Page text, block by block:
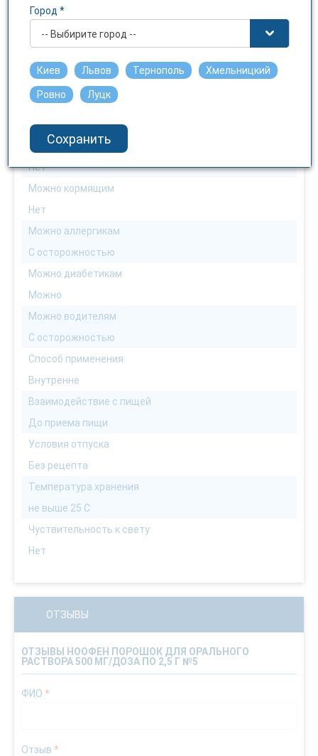
Действующее вещество
фенибут
Можно взрослым
Можно
Можно детям
Нет
Можна беременным
Нет
Можно кормящим
Нет
Можно аллергикам
С осторожностью
Можно диабетикам
Можно
Можно водителям
С осторожностью
Способ применения
Внутренне
Взаимодействие с пищей
До приема пищи
Условия отпуска
Без рецепта
Температура хранения
не выше 25 С
Чуствительность к свету
Нет
ОТЗЫВЫ
ОТЗЫВЫ НООФЕН ПОРОШОК ДЛЯ ОРАЛЬНОГО
РАСТВОРА 500 МГ/ДОЗА ПО 2,5 Г №5
ФИО *
Отзыв *
Город *
-- Выбирите город --
Киев Львов Тернополь Хмельницкий
Ровно Луцк
Сохранить